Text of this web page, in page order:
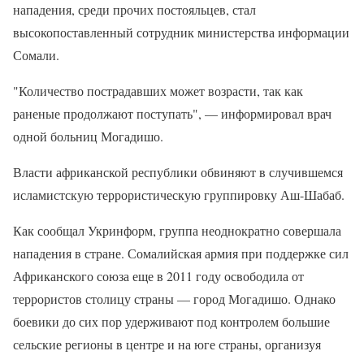
нападения, среди прочих постояльцев, стал
высокопоставленный сотрудник министерства информации
Сомали.
"Количество пострадавших может возрасти, так как
раненые продолжают поступать", — информировал врач
одной больниц Могадишо.
Власти африканской республики обвиняют в случившемся
исламистскую террористическую группировку Аш-Шабаб.
Как сообщал Укринформ, группа неоднократно совершала
нападения в стране. Сомалийская армия при поддержке сил
Африканского союза еще в 2011 году освободила от
террористов столицу страны — город Могадишо. Однако
боевики до сих пор удерживают под контролем большие
сельские регионы в центре и на юге страны, организуя